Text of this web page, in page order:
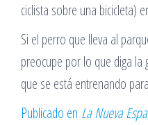
ciclista sobre una bicicleta)
Si el perro que lleva al
preocupe por lo que diga la
que se está entrenando
Publicado en La Nueva